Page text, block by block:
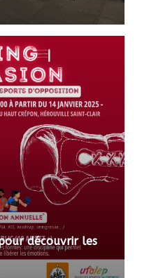
découvrir les